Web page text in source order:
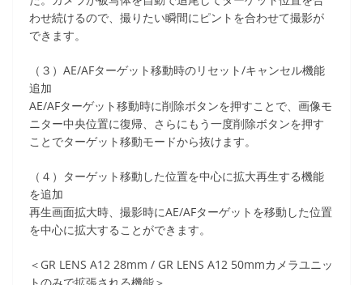
わせ続けるので、撮りたい瞬間にピントを合わせて撮影が
できます。
（３）AE/AFターゲット移動時のリセット/キャンセル機能
追加
AE/AFターゲット移動時に削除ボタンを押すことで、画像モ
ニター中央位置に復帰、さらにもう一度削除ボタンを押す
ことでターゲット移動モードから抜けます。
（４）ターゲット移動した位置を中心に拡大再生する機能
を追加
再生画面拡大時、撮影時にAE/AFターゲットを移動した位置
を中心に拡大することができます。
＜GR LENS A12 28mm / GR LENS A12 50mmカメラユニッ